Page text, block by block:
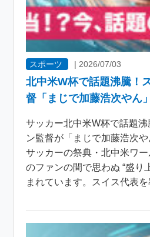
スポーツ | 2026/07/03
北中米W杯で話題沸騰！
督「まじで加藤浩次やん
サッカー北中米W杯で話題
ン監督が「まじで加藤浩次
サッカーの祭典・北中米ワ
のファンの間で思わぬ “盛り
まれています。スイス代表